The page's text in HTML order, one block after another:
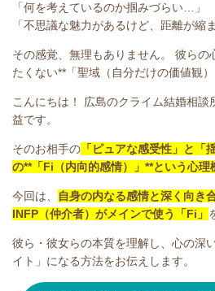
「何を考えているのか掴みづらい…」
「不思議な魅力があるけど、距離が縮
その感覚、無理もありません。 彼らの
たくない**「聖域（自分だけの価値観）
こんにちは！ 広島のクライム結婚相談
益です。
そのお相手の 「ピュアな感受性」と「
の**「Fi（内向的感情）」**という心理
今回は、
自身の内なる感情と深く向き
INFP（仲介者）がメインで使う「Fi」
彼ら・彼女らの本質を理解し、心の深
イト」になる方法をお伝えします。